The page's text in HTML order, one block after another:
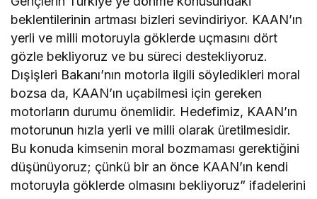
beklentilerinin artması bizleri sevindiriyor. KAAN’ın
yerli ve milli motoruyla göklerde uçmasını dört
gözle bekliyoruz ve bu süreci destekliyoruz.
Dışişleri Bakanı’nın motorla ilgili söyledikleri moral
bozsa da, KAAN’ın uçabilmesi için gereken
motorların durumu önemlidir. Hedefimiz, KAAN’ın
motorunun hızla yerli ve milli olarak üretilmesidir.
Bu konuda kimsenin moral bozmaması gerektiğini
düşünüyoruz; çünkü bir an önce KAAN’ın kendi
motoruyla göklerde olmasını bekliyoruz” ifadelerini